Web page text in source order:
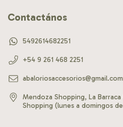
Contactános
5492614682251
+54 9 261 468 2251
abaloriosaccesorios@gmail.com
Mendoza Shopping, La
Shopping (lunes a domingos